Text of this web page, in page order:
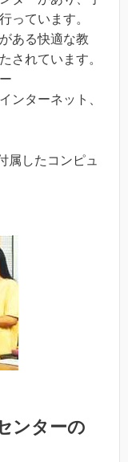
っています。
ある快適な教
されています。
ンターネット、
属したコンピュ
ンターの